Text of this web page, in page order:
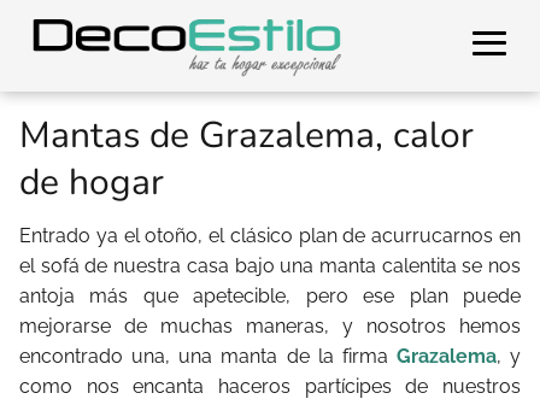
Mantas de Grazalema, calor
de hogar
Entrado ya el otoño, el clásico plan de acurrucarnos en
el sofá de nuestra casa bajo una manta calentita se nos
antoja más que apetecible, pero ese plan puede
mejorarse de muchas maneras, y nosotros hemos
encontrado una, una manta de la firma Grazalema, y
como nos encanta haceros partícipes de nuestros